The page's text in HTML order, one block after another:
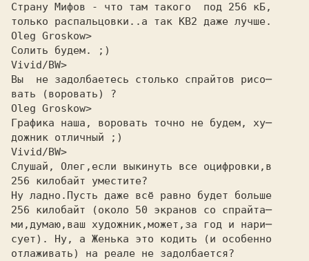
Страну Мифов - что там такого  под 256 кБ,
только распальцовки..а так KB2 даже лучше.
Oleg Groskow>
Солить будем. ;)
Vivid/BW>
Вы  не задолбаетесь столько спрайтов рисо─
вать (воровать) ?
Oleg Groskow>
Гpафика наша, воpовать точно не будем, ху─
дожник отличный ;)
Vivid/BW>
Слушай, Олег,если выкинуть все оцифровки,в
256 килобайт уместите?
Hу ладно.Пусть даже всё равно будет больше
256 килобайт (около 50 экранов со спрайта─
ми,думаю,ваш художник,может,за год и нари─
сует). Hу, а Женька это кодить (и особенно
отлаживать) на реале не задолбается?